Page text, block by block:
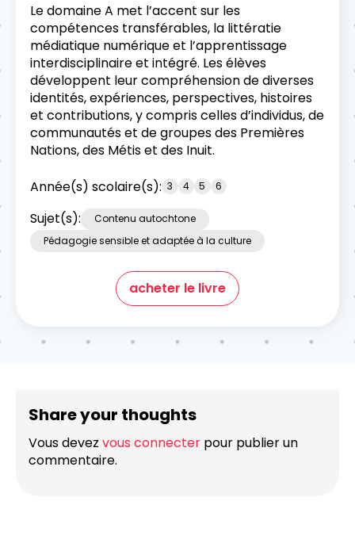
Le domaine A met l’accent sur les
compétences transférables, la littératie
médiatique numérique et l’apprentissage
interdisciplinaire et intégré. Les élèves
développent leur compréhension de diverses
identités, expériences, perspectives, histoires
et contributions, y compris celles d’individus, de
communautés et de groupes des Premières
Nations, des Métis et des Inuit.
Année(s) scolaire(s): 3 4 5 6
Sujet(s):
Contenu autochtone
Pédagogie sensible et adaptée à la culture
acheter le livre
Share your thoughts
Vous devez vous connecter pour publier un
commentaire.